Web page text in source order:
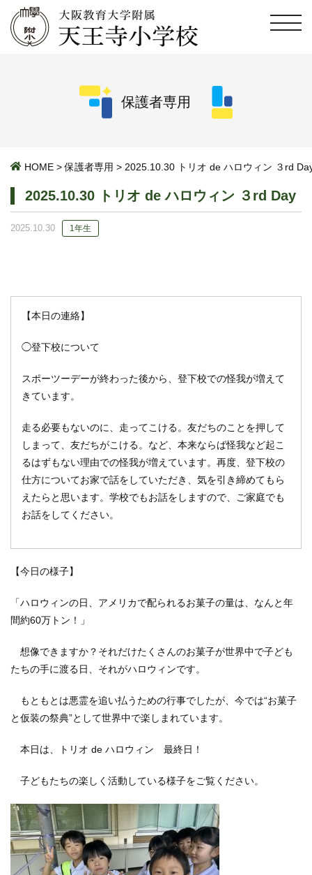
保護者専用
HOME > 保護者専用 > 2025.10.30 トリオ de ハロウィン ３rd
2025.10.30 トリオ de ハロウィン ３rd Day
2025.10.30 1年生
【本日の連絡】
◯登下校について
スポーツーデーが終わった後から、登下校での怪我が増えて
きています。
走る必要もないのに、走ってこける。友だちのことを押して
しまって、友だちがこける。など、本来ならば怪我など起こ
るはずもない理由での怪我が増えています。再度、登下校の
仕方についてお家で話をしていただき、気を引き締めてもら
えたらと思います。学校でもお話をしますので、ご家庭でも
お話をしてください。
【今日の様子】
「ハロウィンの日、アメリカで配られるお菓子の量は、なんと年
間約60万トン！」
想像できますか？それだけたくさんのお菓子が世界中で子ども
たちの手に渡る日、それがハロウィンです。
もともとは悪霊を追い払うための行事でしたが、今では“お菓子
と仮装の祭典”として世界中で楽しまれています。
本日は、トリオ de ハロウィン 最終日！
子どもたちの楽しく活動している様子をご覧ください。